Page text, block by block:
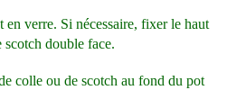
verre. Si nécessaire, fixer le haut
scotch double face.
colle ou de scotch au fond du pot